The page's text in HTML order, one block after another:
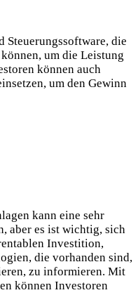
Steuerungssoftware, die
um die Leistung
können auch
um den Gewinn
kann eine sehr
aber es ist wichtig, sich
Investition,
die vorhanden sind,
zu informieren. Mit
können Investoren